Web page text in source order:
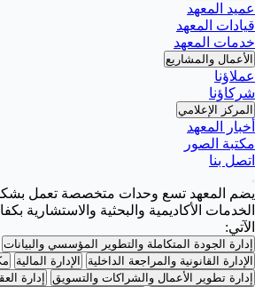
عميد المعهد
قيادات المعهد
خدمات المعهد
الأعمال والمشاريع
عملاؤنا
شركاؤنا
المركز الإعلامي
أخبار المعهد
مكتبة الصور
اتصل بنا
يضم المعهد تسع وحدات متخصصة تعمل
الخدمات الأكاديمية والبحثية والاستشارية
الآتي:
إدارة الجودة المتكاملة والتطوير المؤسسي والبيانات
الإدارة القانونية والمراجعة الداخلية
الإدارة المالية
إدارة تطوير الأعمال والشراكات والتسويق
إدارة